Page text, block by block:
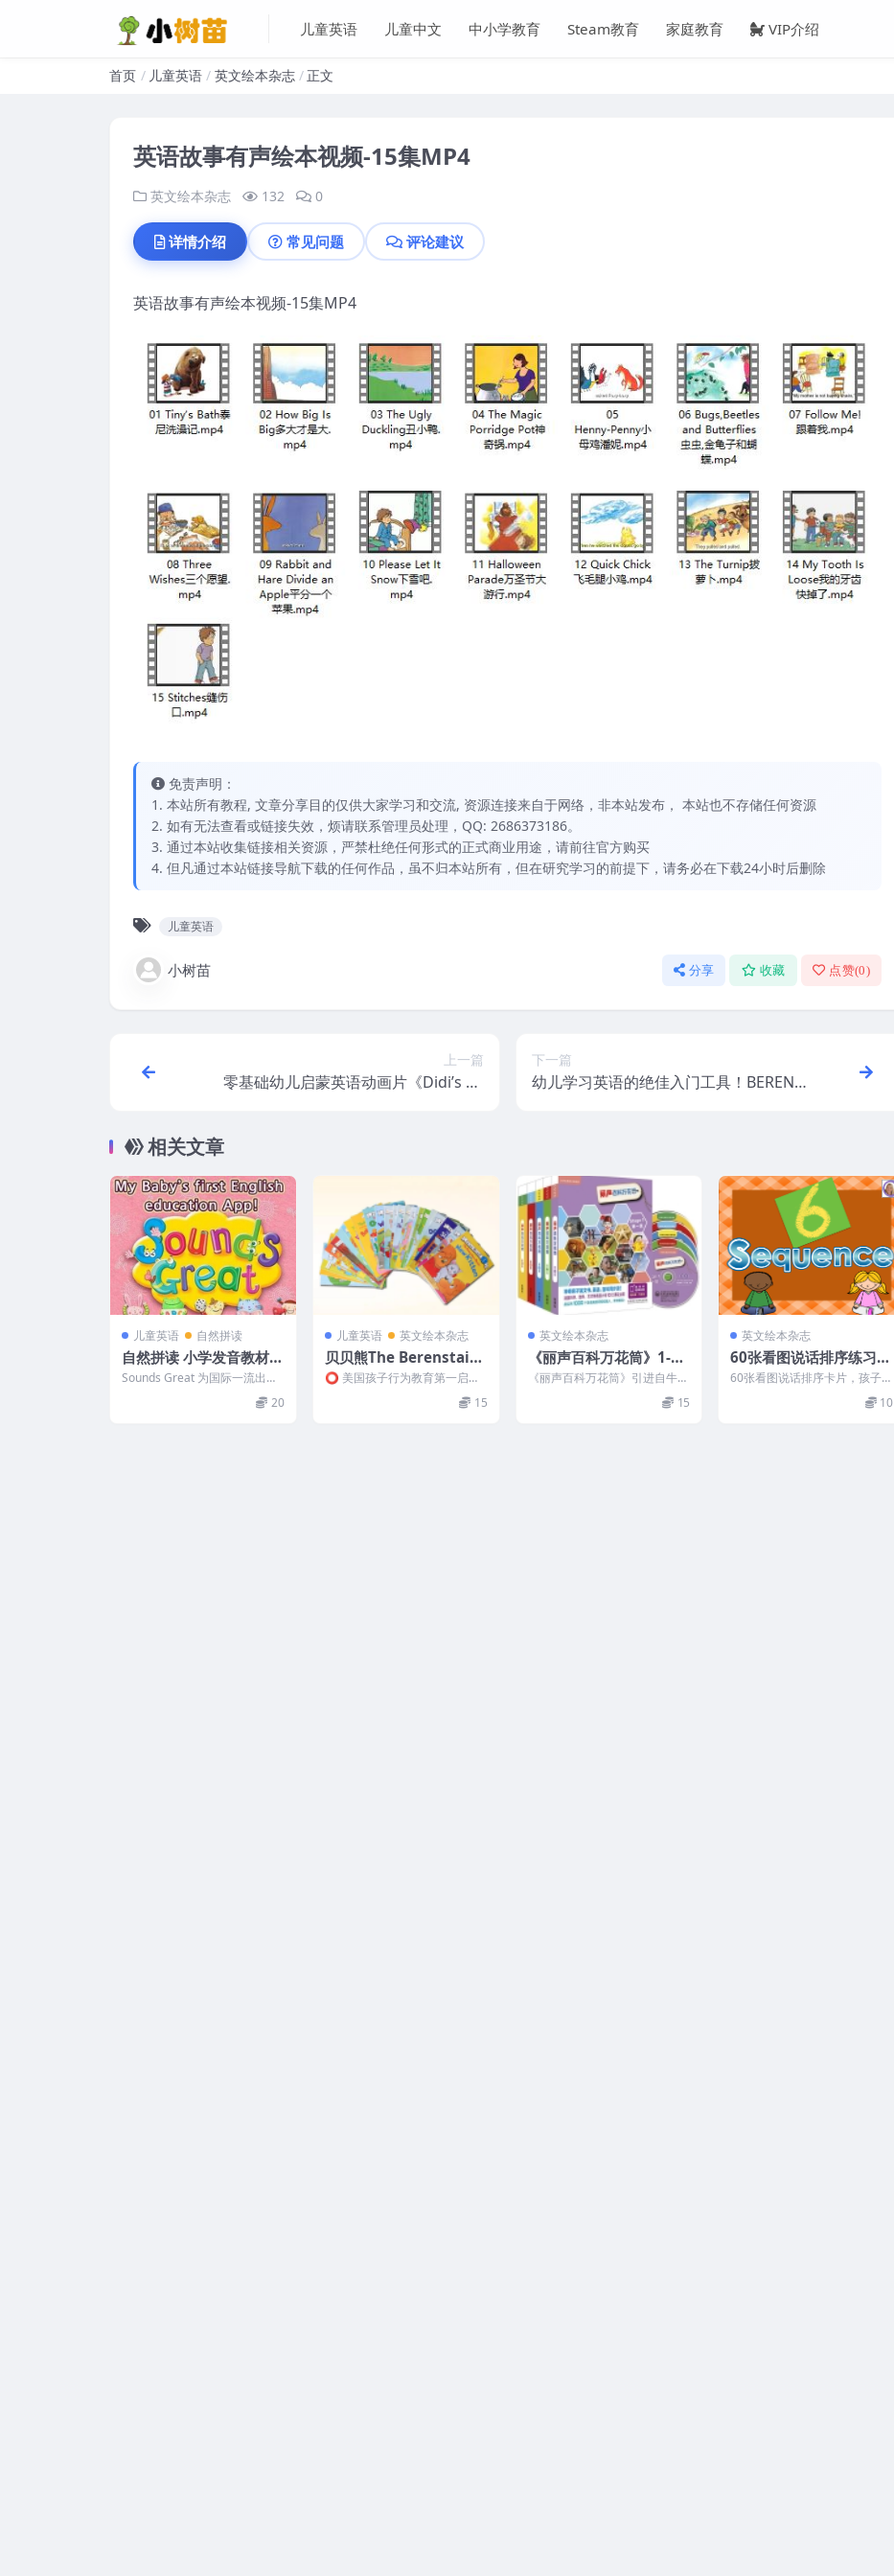
儿童英语 儿童中文 中小学教育 Steam教育 家庭教育 VIP介绍
首页 儿童英语 英文绘本杂志 正文
英语故事有声绘本视频-15集MP4
英文绘本杂志 132 0
详情介绍 常见问题 评论建议
英语故事有声绘本视频-15集MP4
免责声明：
1. 本站所有教程, 文章分享目的仅供大家学习和交流, 资源连接来自于网络，非本站发布， 本站也不存储任何资源
2. 如有无法查看或链接失效，烦请联系管理员处理，QQ: 2686373186。
3. 通过本站收集链接相关资源，严禁杜绝任何形式的正式商业用途，请前往官方购买
4. 但凡通过本站链接导航下载的任何作品，虽不归本站所有，但在研究学习的前提下，请务必在下载24小时后删除
儿童英语
小树苗 分享 收藏 点赞(0)
上一篇
零基础幼儿启蒙英语动画片《Didi’s da
下一篇
幼儿学习英语的绝佳入门工具！BERENST
相关文章
儿童英语 自然拼读
自然拼读 小学发音教材p
honics Sounds Great 1
Sounds Great 为国际一流出版
社——Compass研发的全球最
20
儿童英语 英文绘本杂志
贝贝熊The Berenstain
Bears(英文绘本54册+中
⭕️ 美国孩子行为教育第一启蒙
绘本动画 由“美国行为教育之父”
15
英文绘本杂志
《丽声百科万花筒》1-5
级套装(pdf+mp3音频）
《丽声百科万花筒》引进自牛津
Fireflies 系列，1-5级，共60
15
英文绘本杂志
60张看图说话排序练习卡
（PDF可打印）
60张看图说话排序卡片，孩子
们可以用于表达训练和排序练
习。本材料分为彩色图和线稿...10